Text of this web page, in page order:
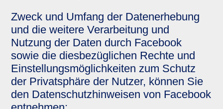
Zweck und Umfang der Datenerhebung
und die weitere Verarbeitung und
Nutzung der Daten durch Facebook
sowie die diesbezüglichen Rechte und
Einstellungsmöglichkeiten zum Schutz
der Privatsphäre der Nutzer, können Sie
den Datenschutzhinweisen von Facebook